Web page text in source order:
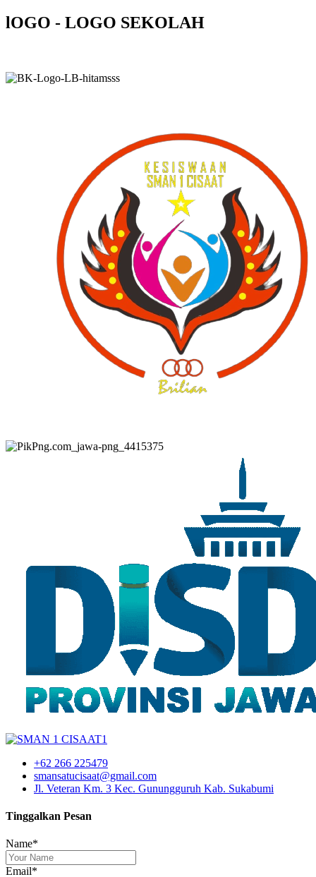
lOGO - LOGO SEKOLAH
+62 266 225479
smansatucisaat@gmail.com
Jl. Veteran Km. 3 Kec. Gunungguruh Kab. Sukabumi
Tinggalkan Pesan
Name*
Email*